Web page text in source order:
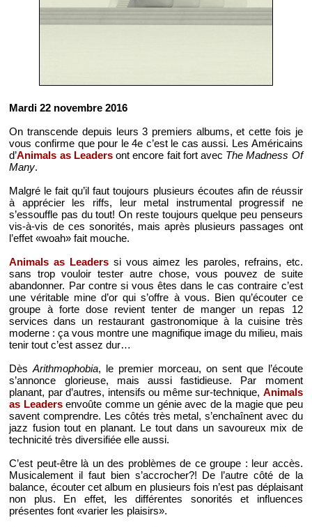
Mardi 22 novembre 2016
On transcende depuis leurs 3 premiers albums, et cette fois je
vous confirme que pour le 4e c’est le cas aussi. Les Américains
d’Animals as Leadersont encore fait fort avec The Madness Of
Many.
Malgré le fait qu’il faut toujours plusieurs écoutes afin de réussir
à apprécier les riffs, leur metal instrumental progressif ne
s’essouffle pas du tout! On reste toujours quelque peu penseurs
vis-à-vis de ces sonorités, mais après plusieurs passages ont
l’effet «woah» fait mouche.
Animals as Leaders si vous aimez les paroles, refrains, etc.
sans trop vouloir tester autre chose, vous pouvez de suite
abandonner. Par contre si vous êtes dans le cas contraire c’est
une véritable mine d’or qui s’offre à vous. Bien qu’écouter ce
groupe à forte dose revient tenter de manger un repas 12
services dans un restaurant gastronomique à la cuisine très
moderne : ça vous montre une magnifique image du milieu, mais
tenir tout c’est assez dur…
DèsArithmophobia, le premier morceau, on sent que l’écoute
s’annonce glorieuse, mais aussi fastidieuse. Par moment
planant, par d’autres, intensifs ou même sur-technique, Animals
as Leadersenvoûte comme un génie avec de la magie que peu
savent comprendre. Les côtés très metal, s’enchaînent avec du
jazz fusion tout en planant. Le tout dans un savoureux mix de
technicité très diversifiée elle aussi.
C’est peut-être là un des problèmes de ce groupe : leur accès.
Musicalement il faut bien s’accrocher?! De l’autre côté de la
balance, écouter cet album en plusieurs fois n’est pas déplaisant
non plus. En effet, les différentes sonorités et influences
présentes font «varier les plaisirs».